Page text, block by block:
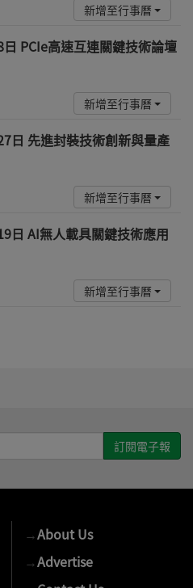
新增至行事曆
日 PCIe高速互連關鍵技術論壇
新增至行事曆
日 先進封裝技術創新與量產
新增至行事曆
日 AI無人載具關鍵技術應用
新增至行事曆
→About Us
→Advertise